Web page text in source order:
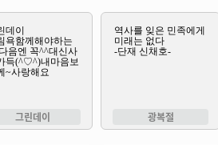
그린데이 광복절